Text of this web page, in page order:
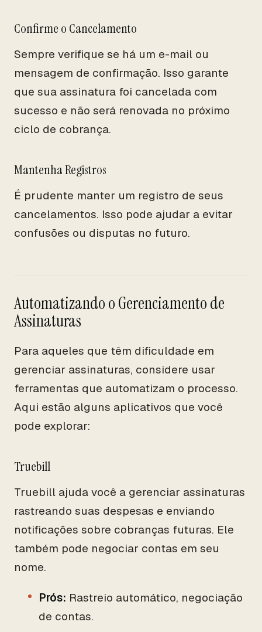
Confirme o Cancelamento
Sempre verifique se há um e-mail ou
mensagem de confirmação. Isso garante
que sua assinatura foi cancelada com
sucesso e não será renovada no próximo
ciclo de cobrança.
Mantenha Registros
É prudente manter um registro de seus
cancelamentos. Isso pode ajudar a evitar
confusões ou disputas no futuro.
Automatizando o Gerenciamento de
Assinaturas
Para aqueles que têm dificuldade em
gerenciar assinaturas, considere usar
ferramentas que automatizam o processo.
Aqui estão alguns aplicativos que você
pode explorar:
Truebill
Truebill ajuda você a gerenciar assinaturas
rastreando suas despesas e enviando
notificações sobre cobranças futuras. Ele
também pode negociar contas em seu
nome.
Prós: Rastreio automático, negociação
de contas.